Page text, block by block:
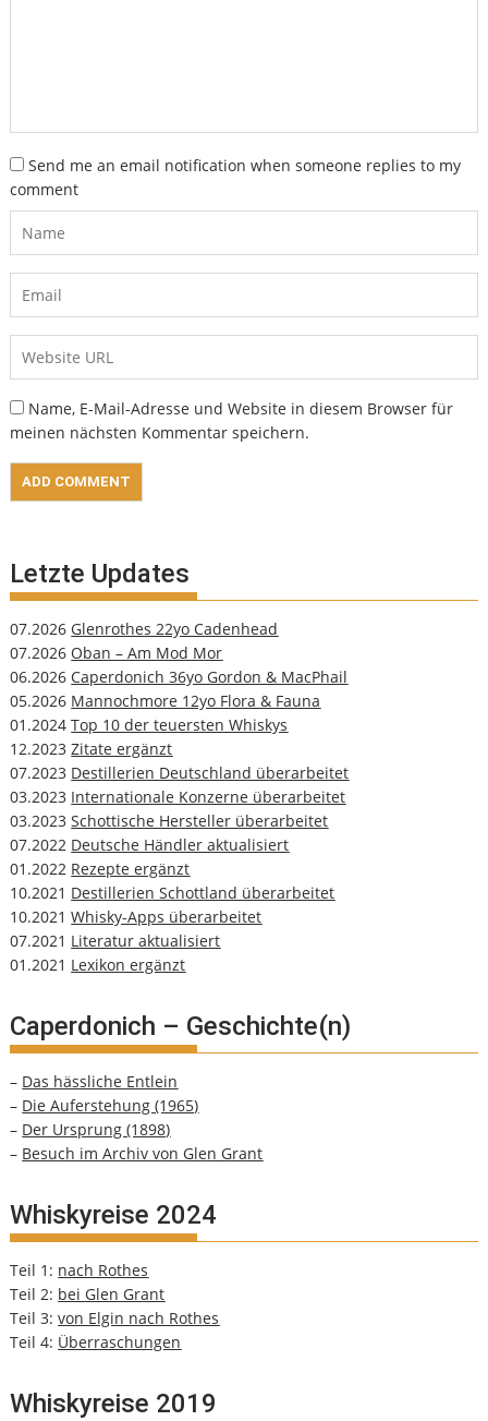
Send me an email notification when someone replies to my
comment
Name, E-Mail-Adresse und Website in diesem Browser für
meinen nächsten Kommentar speichern.
Letzte Updates
07.2026 Glenrothes 22yo Cadenhead
07.2026 Oban – Am Mod Mor
06.2026 Caperdonich 36yo Gordon & MacPhail
05.2026 Mannochmore 12yo Flora & Fauna
01.2024Top 10 der teuersten Whiskys
12.2023Zitate ergänzt
07.2023 Destillerien Deutschland überarbeitet
03.2023 Internationale Konzerne überarbeitet
03.2023Schottische Hersteller überarbeitet
07.2022 Deutsche Händler aktualisiert
01.2022 Rezepte ergänzt
10.2021 Destillerien Schottland überarbeitet
10.2021Whisky-Apps überarbeitet
07.2021 Literatur aktualisiert
01.2021 Lexikon ergänzt
Caperdonich – Geschichte(n)
– Das hässliche Entlein
– Die Auferstehung (1965)
– Der Ursprung (1898)
– Besuch im Archiv von Glen Grant
Whiskyreise 2024
Teil 1: nach Rothes
Teil 2: bei Glen Grant
Teil 3:von Elgin nach Rothes
Teil 4: Überraschungen
Whiskyreise 2019